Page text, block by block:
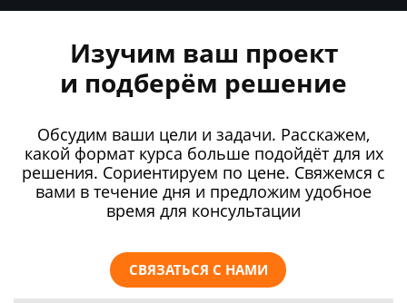
Изучим ваш проект
и подберём решение
Обсудим ваши цели и задачи. Расскажем,
какой формат курса больше подойдёт для их
решения. Сориентируем по цене. Свяжемся с
вами в течение дня и предложим удобное
время для консультации
СВЯЗАТЬСЯ С НАМИ